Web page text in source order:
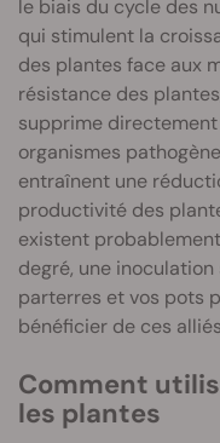
le biais du cycle des
qui stimulent la
des plantes face aux
résistance des
supprime
organismes
entraînent une
productivité des
existent
degré, une
parterres et vos pots
bénéficier de ces
Comment
les plantes